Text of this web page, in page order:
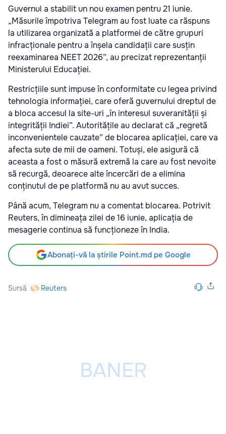
Guvernul a stabilit un nou examen pentru 21 iunie.
„Măsurile împotriva Telegram au fost luate ca răspuns
la utilizarea organizată a platformei de către grupuri
infracționale pentru a înșela candidații care susțin
reexaminarea NEET 2026”, au precizat reprezentanții
Ministerului Educației.
Restricțiile sunt impuse în conformitate cu legea privind
tehnologia informației, care oferă guvernului dreptul de
a bloca accesul la site-uri „în interesul suveranității și
integrității Indiei”. Autoritățile au declarat că „regretă
inconvenientele cauzate” de blocarea aplicației, care va
afecta sute de mii de oameni. Totuși, ele asigură că
aceasta a fost o măsură extremă la care au fost nevoite
să recurgă, deoarece alte încercări de a elimina
conținutul de pe platformă nu au avut succes.
Până acum, Telegram nu a comentat blocarea. Potrivit
Reuters, în dimineața zilei de 16 iunie, aplicația de
mesagerie continua să funcționeze în India.
Abonați-vă la știrile Point.md pe Google
Sursă Reuters